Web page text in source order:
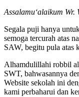
Assalamu‘alaikum Wr.
Segala puji hanya
semoga tercurah atas
SAW, begitu pula atas
Alhamdulillahi robbil
SWT, bahwasannya
Website sekolah ini
kami perbaharui dan